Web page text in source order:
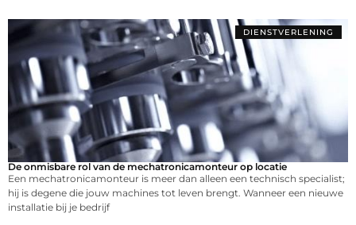
DIENSTVERLENING
De onmisbare rol van de mechatronicamonteur op locatie
Een mechatronicamonteur is meer dan alleen een technisch specialist;
hij is degene die jouw machines tot leven brengt. Wanneer een nieuwe
installatie bij je bedrijf